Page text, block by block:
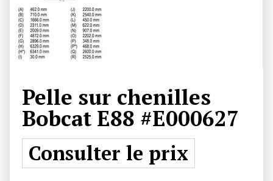
Pelle sur chenilles
Bobcat E88 #E000627
Consulter le prix